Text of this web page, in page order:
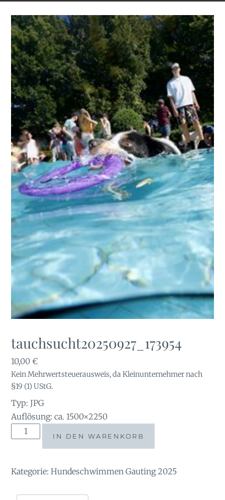
tauchsucht20250927_173954
10,00€
Kein Mehrwertsteuerausweis, da Kleinunternehmer nach
§19 (1) UStG.
Typ: JPG
Auflösung: ca. 1500×2250
tauchsucht20250927_173954
IN DEN WARENKORB
Kategorie:Hundeschwimmen Gauting 2025